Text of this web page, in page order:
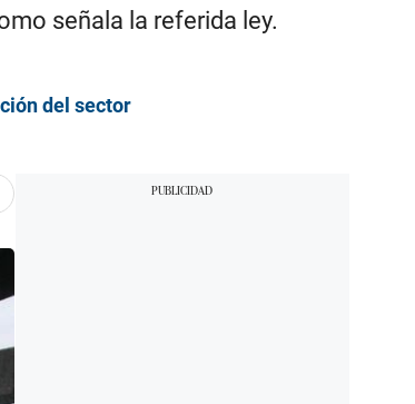
señala la referida ley.
del sector